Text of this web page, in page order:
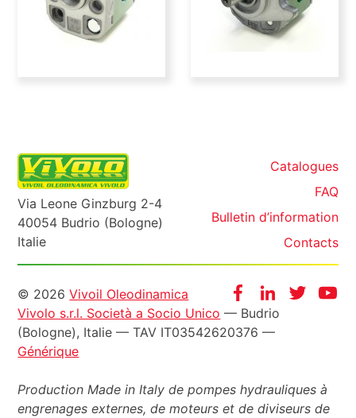
Via Leone Ginzburg 2-4
40054 Budrio (Bologne)
Italie
Catalogues
FAQ
Bulletin d’information
Contacts
FacebookInstagram
Twitter
Informazioni
legali
© 2026Vivoil Oleodinamica
Vivolo s.r.l. Società a Socio Unico — Budrio
(Bologne), Italie — TAV IT03542620376 —
Générique
Production Made in Italy de pompes hydrauliques à
engrenages externes, de moteurs et de diviseurs de